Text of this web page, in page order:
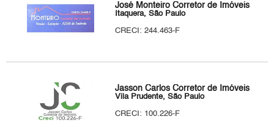
José Monteiro Corretor de Imóveis
Itaquera, São Paulo
CRECI: 244.463-F
Jasson Carlos Corretor de Imóveis
Vila Prudente, São Paulo
CRECI: 100.226-F